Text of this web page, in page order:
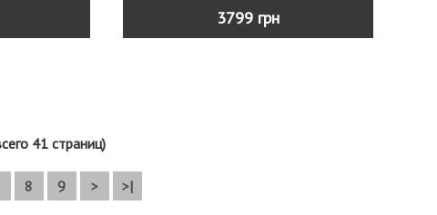
3799 грн
41 страниц)
8 9 > >|